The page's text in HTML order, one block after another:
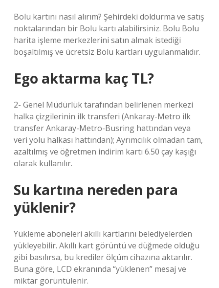
Bolu kartını nasıl alırım? Şehirdeki doldurma ve satış
noktalarından bir Bolu kartı alabilirsiniz. Bolu Bolu
harita işleme merkezlerini satın almak istediği
boşaltılmış ve ücretsiz Bolu kartları uygulanmalıdır.
Ego aktarma kaç TL?
2- Genel Müdürlük tarafından belirlenen merkezi
halka çizgilerinin ilk transferi (Ankaray-Metro ilk
transfer Ankaray-Metro-Busring hattından veya
veri yolu halkası hattından); Ayrımcılık olmadan tam,
azaltılmış ve öğretmen indirim kartı 6.50 çay kaşığı
olarak kullanılır.
Su kartına nereden para
yüklenir?
Yükleme aboneleri akıllı kartlarını belediyelerden
yükleyebilir. Akıllı kart görüntü ve düğmede olduğu
gibi basılırsa, bu krediler ölçüm cihazına aktarılır.
Buna göre, LCD ekranında “yüklenen” mesaj ve
miktar görüntülenir.